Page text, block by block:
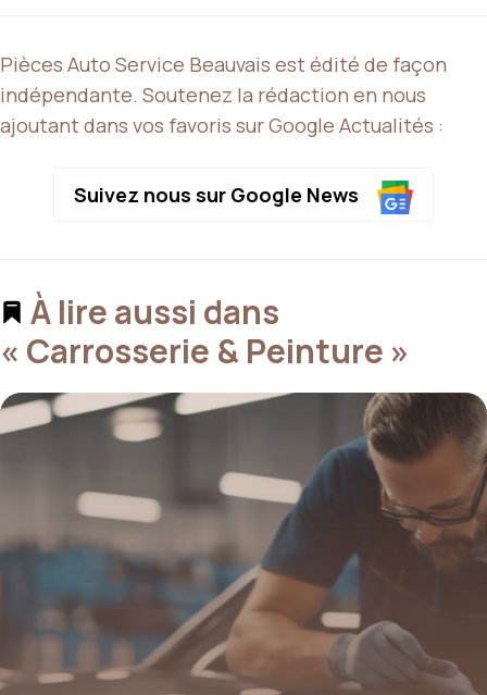
Pièces Auto Service Beauvais est édité de façon
indépendante. Soutenez la rédaction en nous
ajoutant dans vos favoris sur Google Actualités :
Suivez nous sur Google News
À lire aussi dans
« Carrosserie & Peinture »